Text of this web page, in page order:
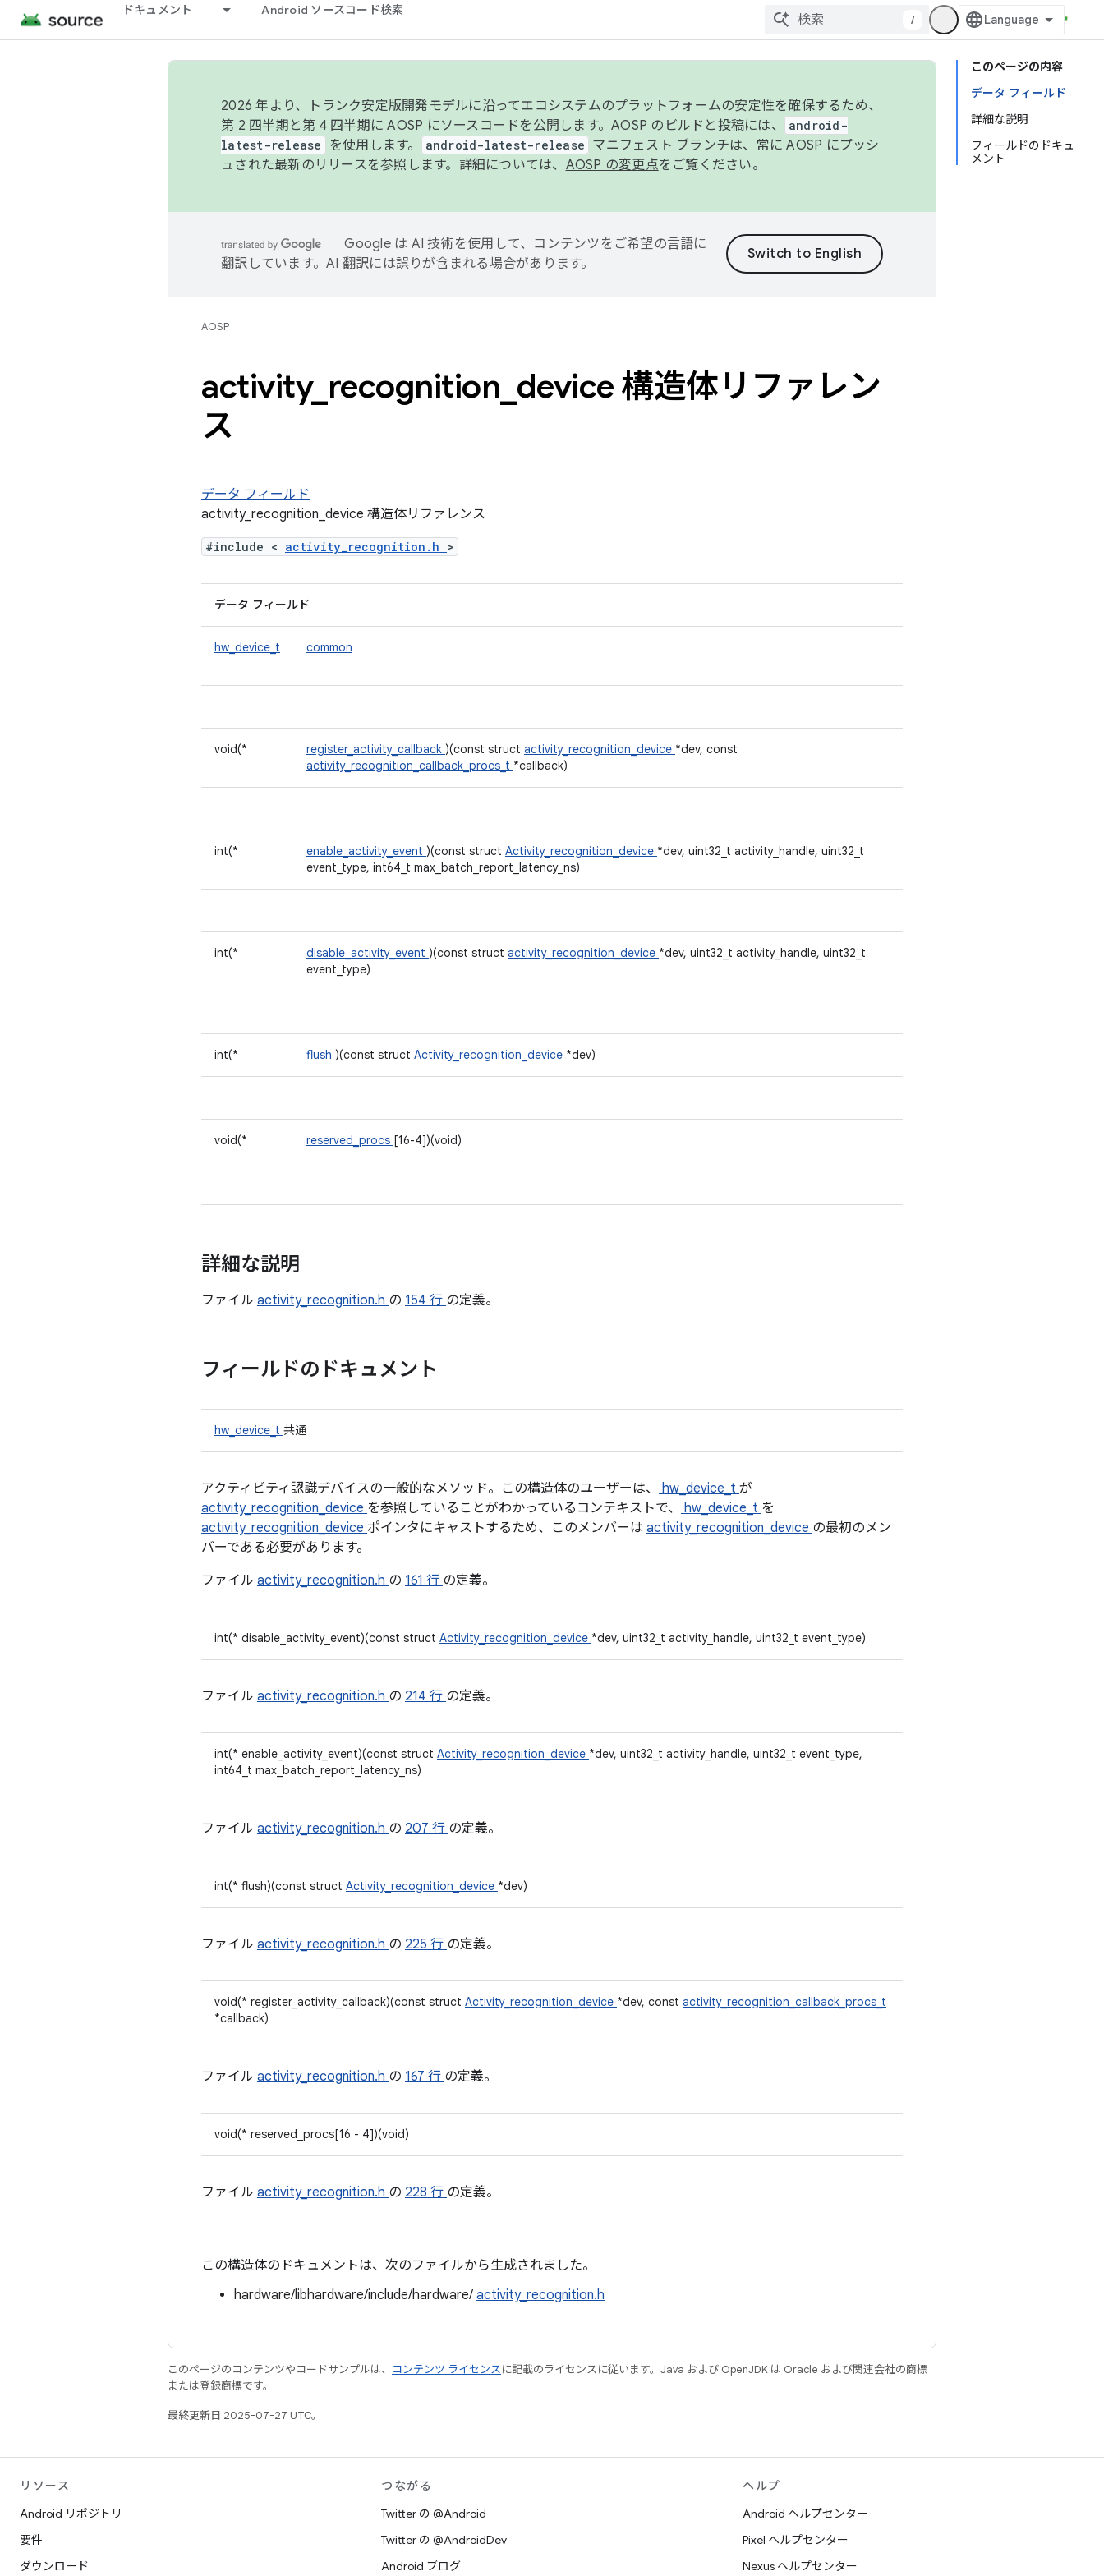
ドキュメント Android ソースコード検索
/
このページの内容
データ フィールド
詳細な説明
フィールドのドキュ
メント
2026 年より、トランク安定版開発モデルに沿ってエコシステムのプラットフォームの安定性を確保するため、
第 2 四半期と第 4 四半期に AOSP にソースコードを公開します。AOSP のビルドと投稿には、
android-
latest-release
を使用します。 android-latest-release マニフェスト ブランチは、常に AOSP にプッシ
ュされた最新のリリースを参照します。詳細については、 AOSP の変更点をご覧ください。
Google は AI 技術を使用して、コンテンツをご希望の言語に
翻訳しています。AI 翻訳には誤りが含まれる場合があります。
AOSP
activity_ recognition device 構造体リファレン
ス
データ フィールド
activity_recognition_device 構造体リファレンス
#include < activity_recognition.h >
データ フィールド
hw_device_t common
void(* register_activity_callback )(const struct activity_recognition_device *dev, const
activity_recognition_callback_procs_t *callback)
int(* enable_activity_event )(const struct Activity_recognition_device *dev, uint32_t activity_handle, uint32_t
event_type, int64_t max_batch_report_latency_ns)
int(* disable_activity_event )(const struct activity_recognition_device *dev, uint32_t activity_handle, uint32_t
event_type)
int(* flush )(const struct Activity_recognition_device *dev)
void(* reserved_procs [16-4])(void)
詳細な説明
ファイル activity_recognition.h の 154 行 の定義。
フィールドのドキュメント
hw_device_t 共通
アクティビティ認識デバイスの一般的なメソッド。この構造体のユーザーは、 hw_device_t が
activity_recognition_device を参照していることがわかっているコンテキストで、 hw_device_t を
activity_recognition_device ポインタにキャストするため、このメンバーは activity_recognition_device の最初のメン
バーである必要があります。
ファイル activity_recognition.h の 161 行 の定義。
int(* disable_activity_event)(const struct Activity_recognition_device *dev, uint32_t activity_handle, uint32_t event_type)
ファイル activity_recognition.h の 214 行 の定義。
int(* enable_activity_event)(const struct Activity_recognition_device *dev, uint32_t activity_handle, uint32_t event_type,
int64_t max_batch_report_latency_ns)
ファイル activity_recognition.h の 207 行 の定義。
int(* flush)(const struct Activity_recognition_device *dev)
ファイル activity_recognition.h の 225 行 の定義。
void(* register_activity_callback)(const struct Activity_recognition_device *dev, const activity_recognition_callback_procs_t
*callback)
ファイル activity_recognition.h の 167 行 の定義。
void(* reserved_procs[16 - 4])(void)
ファイル activity_recognition.h の 228 行 の定義。
この構造体のドキュメントは、次のファイルから生成されました。
hardware/libhardware/include/hardware/ activity_recognition.h
このページのコンテンツやコードサンプルは、 コンテンツ ライセンスに記載のライセンスに従います。Java および OpenJDK は Oracle および関連会社の商標
または登録商標です。
最終更新日 2025-07-27 UTC。
リソース
Android リポジトリ
要件
ダウンロード
つながる
Twitter の @Android
Twitter の @AndroidDev
Android ブログ
ヘルプ
Android ヘルプセンター
Pixel ヘルプセンター
Nexus ヘルプセンター